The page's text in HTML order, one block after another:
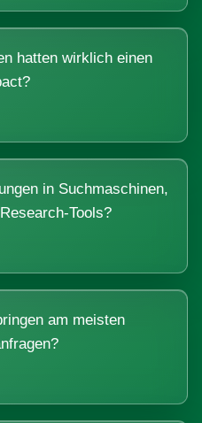
hatten wirklich einen
in Suchmaschinen,
Tools?
am meisten